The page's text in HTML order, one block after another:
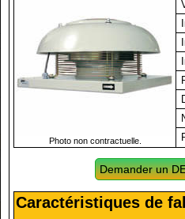
Photo non contractuelle.
Demander un
Caractéristiques de